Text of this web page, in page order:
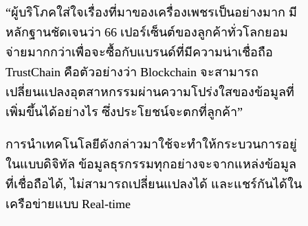
“ผู้บริโภคใส่ใจเรื่องที่มาของเครื่องเพชรเป็นอย่างมาก มี
หลักฐานชัดเจนว่า 66 เปอร์เซ็นต์ของลูกค้าทั่วโลกยอม
จ่ายมากกว่าเพื่อจะซื้อกับแบรนด์ที่มีความน่าเชื่อถือ
TrustChain คือตัวอย่างว่า Blockchain จะสามารถ
เปลี่ยนแปลงอุตสาหกรรมผ่านความโปร่งใสของข้อมูลที่
เพิ่มขึ้นได้อย่างไร ซึ่งประโยชน์จะตกที่ลูกค้า”
การนำเทคโนโลยีดังกล่าวมาใช้จะทำให้กระบวนการอยู่
ในแบบดิจิทัล ข้อมูลธุรกรรมทุกอย่างจะจากแหล่งข้อมูล
ที่เชื่อถือได้, ไม่สามารถเปลี่ยนแปลงได้ และแชร์กันได้ใน
เครือข่ายแบบ Real-time